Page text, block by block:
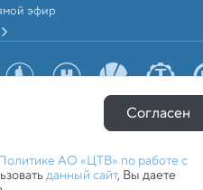
эфир
Согласен
АО «ЦТВ» по работе с
данный сайт, Вы даете